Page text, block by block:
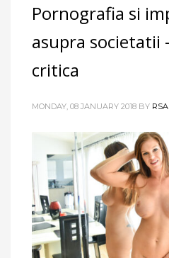
Pornografia si
asupra societatii
critica
MONDAY, 08 JANUARY 2018 BY